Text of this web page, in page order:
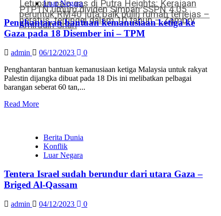
Letupan paip gas di Putra Heights: Kerajaan
peruntuk RM40 juta baik pulih rumah terjejas –
Amirudin Shari
PTPTN umum dividen Simpan SSPN 4.05
peratus, tertinggi dalam 10 tahun – Zambry
Luar Negara
Penghantaran bantuan kemanusiaan ketiga ke
Gaza pada 18 Disember ini – TPM
admin 06/12/2023
0
Penghantaran bantuan kemanusiaan ketiga Malaysia untuk rakyat
Palestin dijangka dibuat pada 18 Dis ini melibatkan pelbagai
barangan seberat 60 tan,...
Read More
Berita Dunia
Konflik
Luar Negara
Tentera Israel sudah berundur dari utara Gaza –
Briged Al-Qassam
admin 04/12/2023
0